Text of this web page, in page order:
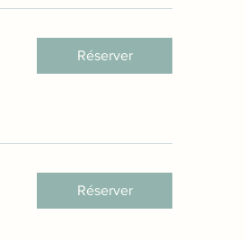
Réserver
Réserver